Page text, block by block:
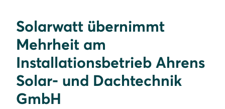
Solarwatt übernimmt
Mehrheit am
Installationsbetrieb Ahrens
Solar- und Dachtechnik
GmbH